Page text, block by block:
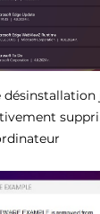
désinstallation